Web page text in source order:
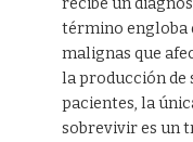
término engloba
malignas que
la producción de
pacientes, la
sobrevivir es un